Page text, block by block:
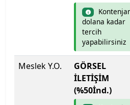
dolana kadar
tercih
yapabilirsiniz
Meslek Y.O.
GÖRSEL
İLETİŞİM
(%50İnd.)